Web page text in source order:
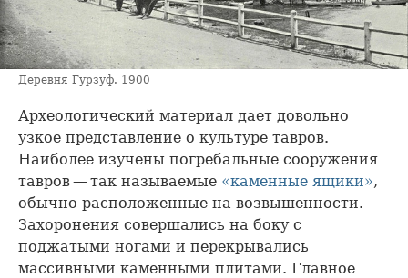
Деревня Гурзуф. 1900
Археологический материал дает довольно
узкое представление о культуре тавров.
Наиболее изучены погребальные сооружения
тавров — так называемые «каменные ящики»,
обычно расположенные на возвышенности.
Захоронения совершались на боку с
поджатыми ногами и перекрывались
массивными каменными плитами. Главное